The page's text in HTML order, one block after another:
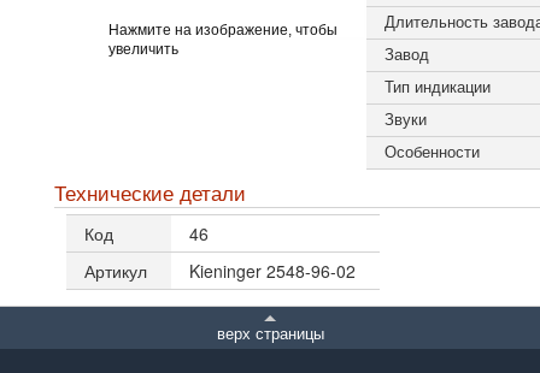
Нажмите на изображение, чтобы
увеличить
Длительность
Завод
Тип индикации
Звуки
Особенности
Технические детали
Код
46
Артикул
Kieninger 2548-96-02
верх страницы